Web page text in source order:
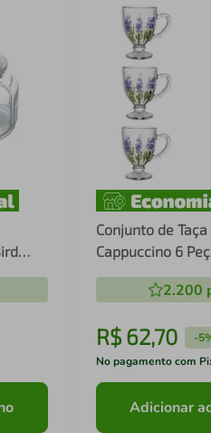
Conjunto de
Cappuccino 6
Lavanda Hand
2.200
R$ 62,70 -
No pagamento com
Adicionar